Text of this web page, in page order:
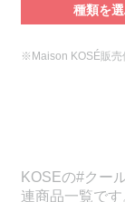
種類を
※Maison KOSÉ販売
KOSEの#クー
連商品一覧で